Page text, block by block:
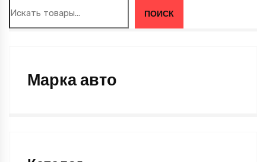
ПОИСК
Марка авто